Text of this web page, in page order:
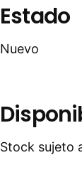
Estado
Nuevo
Stock sujeto